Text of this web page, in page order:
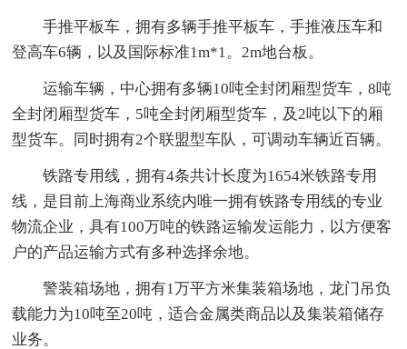
手推平板车，拥有多辆手推平板车，手推液压车和
登高车6辆，以及国际标准1m*1。2m地台板。
运输车辆，中心拥有多辆10吨全封闭厢型货车，8吨
全封闭厢型货车，5吨全封闭厢型货车，及2吨以下的厢
型货车。同时拥有2个联盟型车队，可调动车辆近百辆。
铁路专用线，拥有4条共计长度为1654米铁路专用
线，是目前上海商业系统内唯一拥有铁路专用线的专业
物流企业，具有100万吨的铁路运输发运能力，以方便客
户的产品运输方式有多种选择余地。
警装箱场地，拥有1万平方米集装箱场地，龙门吊负
载能力为10吨至20吨，适合金属类商品以及集装箱储存
业务。